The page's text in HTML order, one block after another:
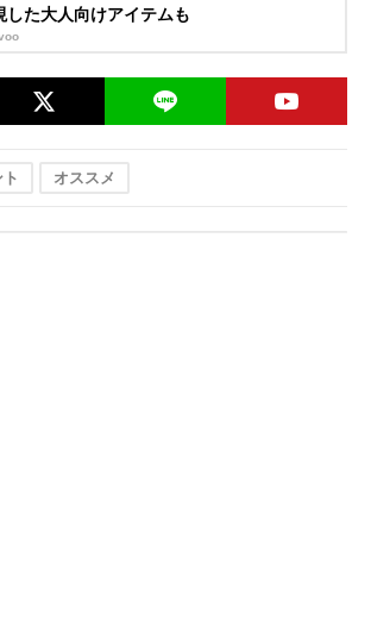
した大人向けアイテムも
オススメ